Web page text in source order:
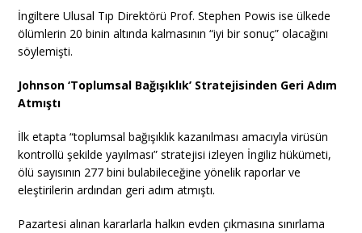
İngiltere Ulusal Tıp Direktörü Prof. Stephen Powis ise ülkede
ölümlerin 20 binin altında kalmasının “iyi bir sonuç” olacağını
söylemişti.
Johnson ‘Toplumsal Bağışıklık’ Stratejisinden Geri Adım
Atmıştı
İlk etapta “toplumsal bağışıklık kazanılması amacıyla virüsün
kontrollü şekilde yayılması” stratejisi izleyen İngiliz hükümeti,
ölü sayısının 277 bini bulabileceğine yönelik raporlar ve
eleştirilerin ardından geri adım atmıştı.
Pazartesi alınan kararlarla halkın evden çıkmasına sınırlama